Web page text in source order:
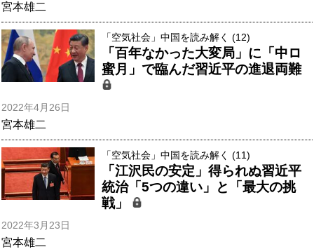
宮本雄二
「空気社会」中国を読み解く (12)
「百年なかった大変局」に「中ロ
蜜月」で臨んだ習近平の進退両難
2022年4月26日
宮本雄二
「空気社会」中国を読み解く (11)
「江沢民の安定」得られぬ習近平
統治「5つの違い」と「最大の挑
戦」
2022年3月23日
宮本雄二